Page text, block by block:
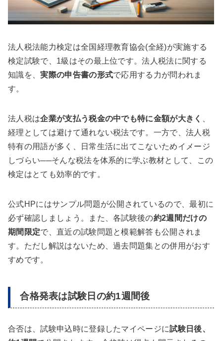
法人税法能力検定は全国経理教育協会(全経)が実施する
検定試験で、1級はその最上位です。法人税法に関する
知識を、実際の申告書の形式で応用する力が問われま
す。
法人税は企業が支払う税金の中でも特に金額が大きく
経理としては避けて通れない税法です。一方で、法人税
特有の用語が多く、日常生活に出てこないためイメージ
しづらい──そんな税法を体系的に学ぶ教材として、この
検定はとても効率的です。
公式HPにはサンプル問題が公開されているので、最初に
必ず確認しましょう。また、各試験後の約2週間だけの
期間限定で、直近の試験問題と模範解答も公開されま
す。ただし解説はないため、過去問題集との併用がおす
すめです。
合格発表は試験日の約1週間後
合否は、試験申込時に登録したマイページに試験日後、